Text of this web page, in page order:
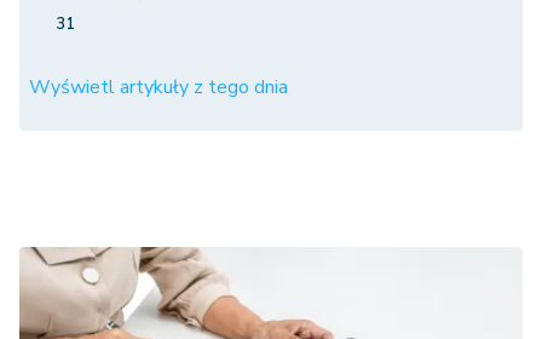
31
Wyświetl artykuły z tego dnia